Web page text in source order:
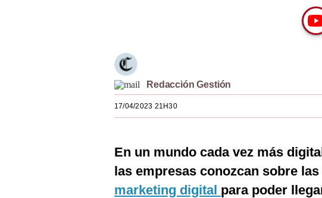
Redacción Gestión
17/04/2023 21H30
En un mundo cada vez más
las empresas conozcan sobre
marketing digital para poder